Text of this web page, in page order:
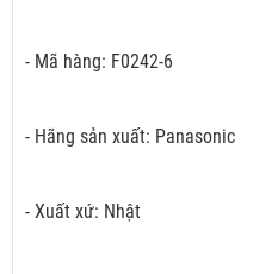
- Mã hàng: F0242-6
- Hãng sản xuất: Panasonic
- Xuất xứ: Nhật